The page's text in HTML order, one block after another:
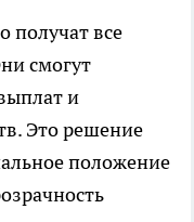
получат все
смогут
и
Это решение
положение